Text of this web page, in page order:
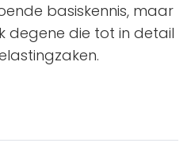
basiskennis, maar
degene die tot in detail